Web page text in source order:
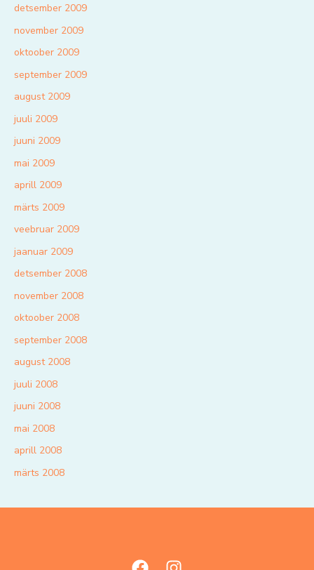
detsember 2009
november 2009
oktoober 2009
september 2009
august 2009
juuli 2009
juuni 2009
mai 2009
aprill 2009
märts 2009
veebruar 2009
jaanuar 2009
detsember 2008
november 2008
oktoober 2008
september 2008
august 2008
juuli 2008
juuni 2008
mai 2008
aprill 2008
märts 2008